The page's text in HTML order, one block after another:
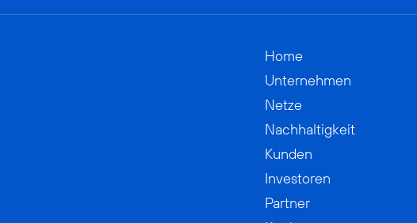
Home
Unternehmen
Netze
Nachhaltigkeit
Kunden
Investoren
Partner